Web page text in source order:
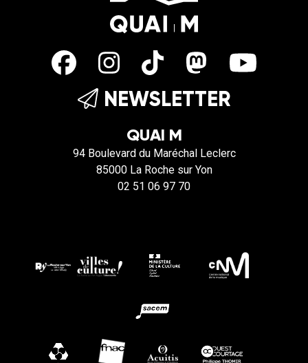
NEWSLETTER
QUAI M
94 Boulevard du Maréchal Leclerc
85000 La Roche sur Yon
02 51 06 97 70